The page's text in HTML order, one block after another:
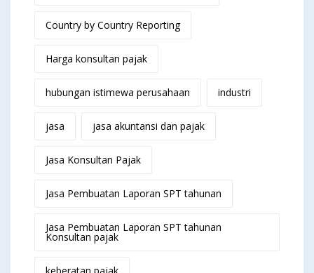
Country by Country Reporting
Harga konsultan pajak
hubungan istimewa perusahaan industri
jasa jasa akuntansi dan pajak
Jasa Konsultan Pajak
Jasa Pembuatan Laporan SPT tahunan
Jasa Pembuatan Laporan SPT tahunan
Konsultan pajak